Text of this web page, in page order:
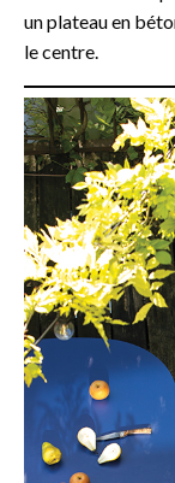
un plateau en
le centre.